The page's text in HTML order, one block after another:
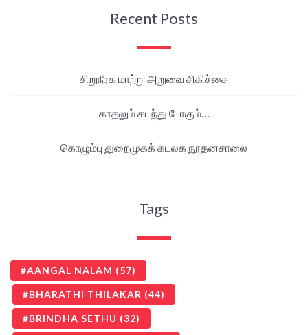
Recent Posts
சிறுநீரக மாற்று அறுவை சிகிச்சை
காதலும் கடந்து போகும்…
கொழும்பு துறைமுகக் கடலக நூதனசாலை
Tags
AANGAL NALAM (57)
BHARATHI THILAKAR (44)
BRINDHA SETHU (32)